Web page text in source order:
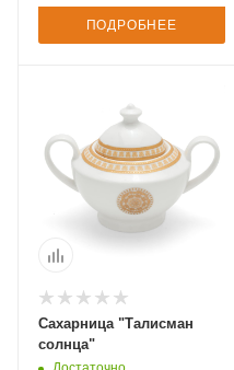
ПОДРОБНЕЕ
Сахарница "Талисман
солнца"